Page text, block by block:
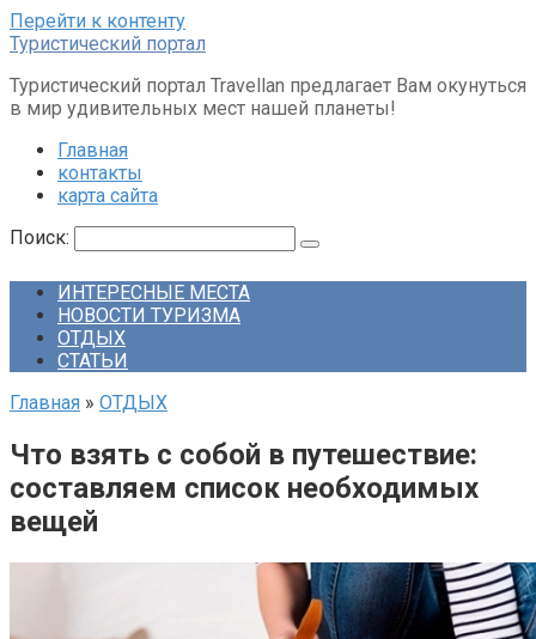
Перейти к контенту
Туристический портал
Туристический портал Travellan предлагает Вам окунуться
в мир удивительных мест нашей планеты!
Главная
контакты
карта сайта
Поиск:
ИНТЕРЕСНЫЕ МЕСТА
НОВОСТИ ТУРИЗМА
ОТДЫХ
СТАТЬИ
Главная » ОТДЫХ
Что взять с собой в путешествие:
составляем список необходимых
вещей